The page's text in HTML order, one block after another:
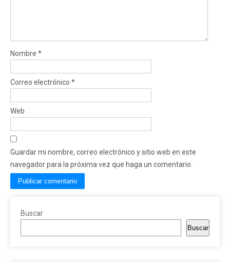
Nombre *
Correo electrónico *
Web
Guardar mi nombre, correo electrónico y sitio web en este
navegador para la próxima vez que haga un comentario.
Buscar
Buscar